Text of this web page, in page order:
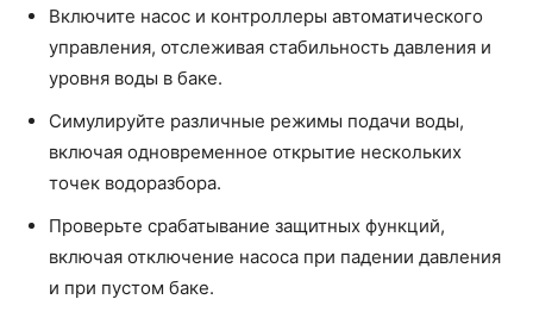
Включите насос и контроллеры автоматического
управления, отслеживая стабильность давления и
уровня воды в баке.
Симулируйте различные режимы подачи воды,
включая одновременное открытие нескольких
точек водоразбора.
Проверьте срабатывание защитных функций,
включая отключение насоса при падении давления
и при пустом баке.